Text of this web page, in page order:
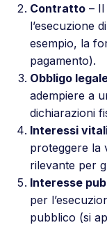
Contratto –
l’esecuzione
esempio, la
pagamento).
Obbligo
adempiere a
dichiarazioni
Interessi
proteggere la
rilevante per
Interesse
per
pubblico (si